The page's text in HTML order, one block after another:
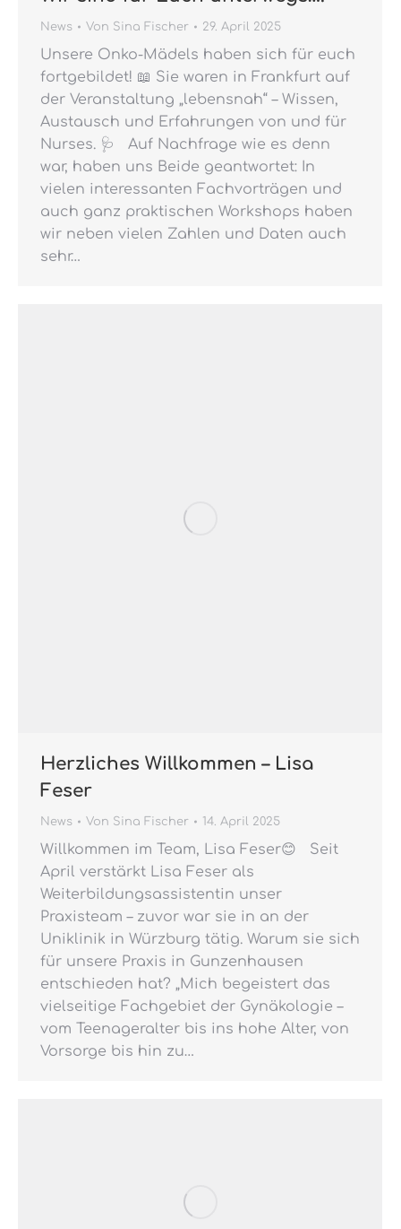
News Von Sina Fischer 29. April 2025
Unsere Onko-Mädels haben sich für euch
fortgebildet! 📖 Sie waren in Frankfurt auf
der Veranstaltung „lebensnah“ – Wissen,
Austausch und Erfahrungen von und für
Nurses. 🩺 Auf Nachfrage wie es denn
war, haben uns Beide geantwortet: In
vielen interessanten Fachvorträgen und
auch ganz praktischen Workshops haben
wir neben vielen Zahlen und Daten auch
sehr…
Herzliches Willkommen – Lisa
Feser
News Von Sina Fischer 14. April 2025
Willkommen im Team, Lisa Feser😊 Seit
April verstärkt Lisa Feser als
Weiterbildungsassistentin unser
Praxisteam – zuvor war sie in an der
Uniklinik in Würzburg tätig. Warum sie sich
für unsere Praxis in Gunzenhausen
entschieden hat? „Mich begeistert das
vielseitige Fachgebiet der Gynäkologie –
vom Teenageralter bis ins hohe Alter, von
Vorsorge bis hin zu…